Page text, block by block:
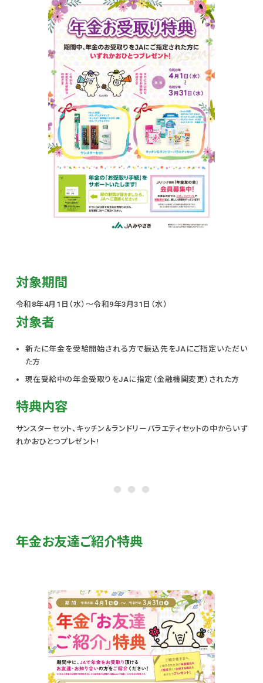
対象期間
令和8年4月1日（水）〜令和9年3月31日（水）
対象者
新たに年金を受給開始される方で振込先をJAにご指定いただい
た方
現在受給中の年金受取りをJAに指定（金融機関変更）された方
特典内容
サンスターセット、キッチン＆ランドリーバラエティセットの中からいず
れかおひとつプレゼント!
年金お友達ご紹介特典